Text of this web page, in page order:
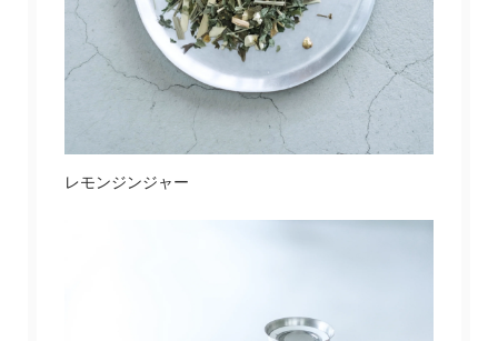
レモンジンジャー